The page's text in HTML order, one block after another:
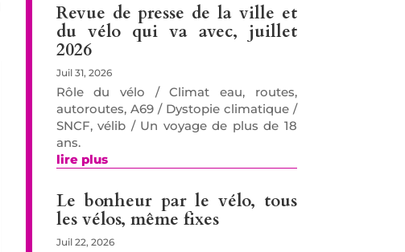
Revue de presse de la ville et
du vélo qui va avec, juillet
2026
Juil 31, 2026
Rôle du vélo / Climat eau, routes,
autoroutes, A69 / Dystopie climatique /
SNCF, vélib / Un voyage de plus de 18
ans.
lire plus
Le bonheur par le vélo, tous
les vélos, même fixes
Juil 22, 2026